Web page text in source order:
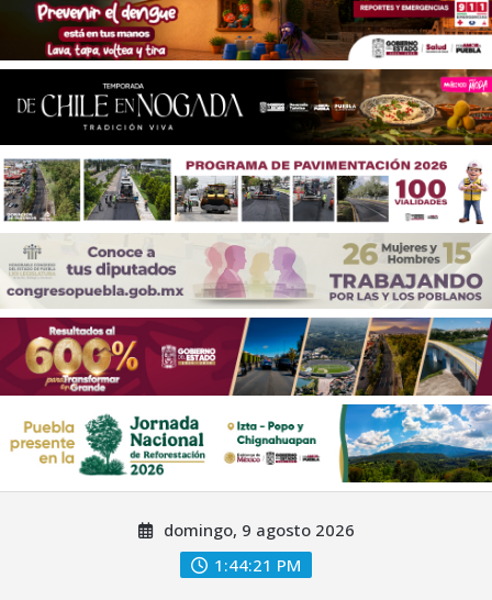
domingo, 9 agosto 2026
1:44:23 PM